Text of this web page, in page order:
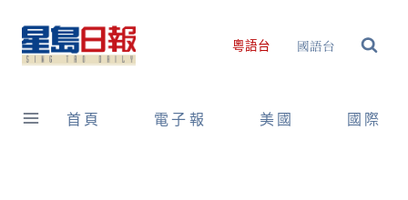
content
粵語台 國語台
首頁 電子報 美國 國際